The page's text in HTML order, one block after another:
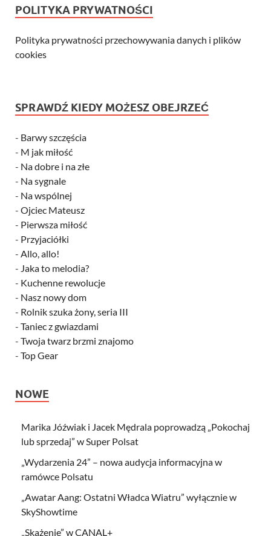
POLITYKA PRYWATNOŚCI
Polityka prywatności przechowywania danych i plików
cookies
SPRAWDŹ KIEDY MOŻESZ OBEJRZEĆ
- Barwy szczęścia
- M jak miłość
- Na dobre i na złe
- Na sygnale
- Na wspólnej
- Ojciec Mateusz
- Pierwsza miłość
- Przyjaciółki
- Allo, allo!
- Jaka to melodia?
- Kuchenne rewolucje
- Nasz nowy dom
- Rolnik szuka żony, seria III
- Taniec z gwiazdami
- Twoja twarz brzmi znajomo
- Top Gear
NOWE
Marika Jóźwiak i Jacek Mędrala poprowadzą „Pokochaj
lub sprzedaj” w Super Polsat
„Wydarzenia 24” – nowa audycja informacyjna w
ramówce Polsatu
„Awatar Aang: Ostatni Władca Wiatru” wyłącznie w
SkyShowtime
„Skażenie” w CANAL+